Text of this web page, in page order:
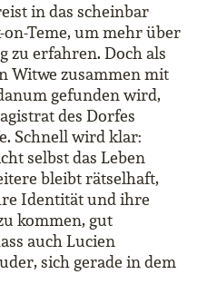
in das scheinbar
Teme, um mehr über
zu erfahren. Doch als
Witwe zusammen mit
gefunden wird,
des Dorfes
Schnell wird klar:
selbst das Leben
bleibt rätselhaft,
Identität und ihre
kommen, gut
auch Lucien
sich gerade in dem